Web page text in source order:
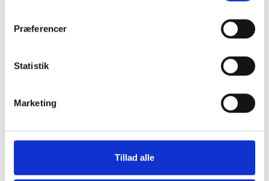
Præferencer
Statistik
Marketing
Tillad alle